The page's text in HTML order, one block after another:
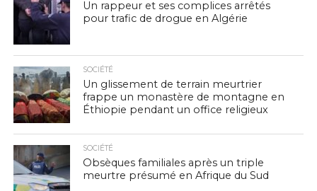
Un rappeur et ses complices arrêtés
pour trafic de drogue en Algérie
SOCIÉTÉ
Un glissement de terrain meurtrier
frappe un monastère de montagne en
Éthiopie pendant un office religieux
SOCIÉTÉ
Obsèques familiales après un triple
meurtre présumé en Afrique du Sud